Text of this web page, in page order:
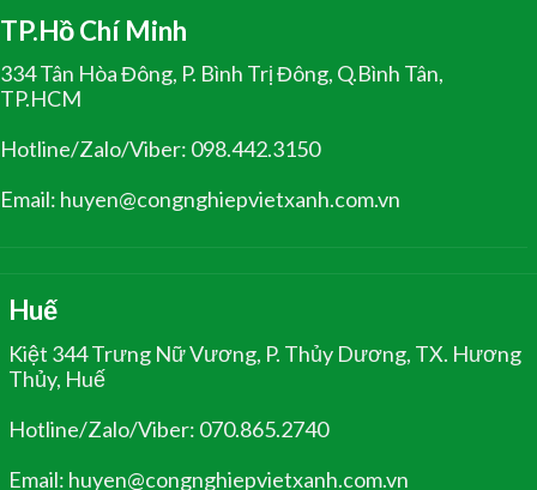
TP.Hồ Chí Minh
334 Tân Hòa Đông, P. Bình Trị Đông, Q.Bình Tân,
TP.HCM
Hotline/Zalo/Viber: 098.442.3150
Email: huyen@congnghiepvietxanh.com.vn
Huế
Kiệt 344 Trưng Nữ Vương, P. Thủy Dương, TX. Hương
Thủy, Huế
Hotline/Zalo/Viber: 070.865.2740
Email: huyen@congnghiepvietxanh.com.vn